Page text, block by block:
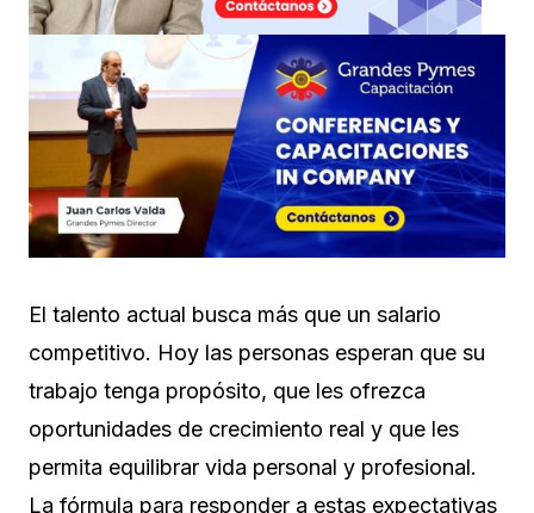
El talento actual busca más que un salario
competitivo. Hoy las personas esperan que su
trabajo tenga propósito, que les ofrezca
oportunidades de crecimiento real y que les
permita equilibrar vida personal y profesional.
La fórmula para responder a estas expectativas